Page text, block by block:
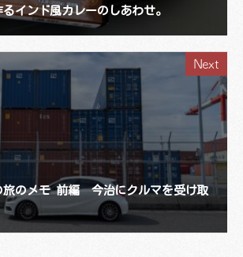
インド風カレーのしあわせ。
Next
旅のメモ 前編 今治にクルマを受け取